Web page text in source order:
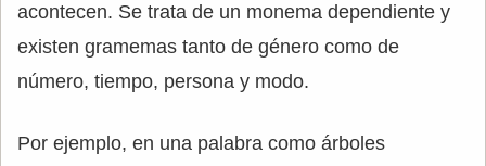
acontecen. Se trata de un monema dependiente y
existen gramemas tanto de género como de
número, tiempo, persona y modo.
Por ejemplo, en una palabra como árboles